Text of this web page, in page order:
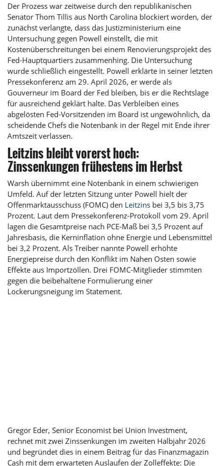
Der Prozess war zeitweise durch den republikanischen
Senator Thom Tillis aus North Carolina blockiert worden, der
zunächst verlangte, dass das Justizministerium eine
Untersuchung gegen Powell einstellt, die mit
Kostenüberschreitungen bei einem Renovierungsprojekt des
Fed-Hauptquartiers zusammenhing. Die Untersuchung
wurde schließlich eingestellt. Powell erklärte in seiner letzten
Pressekonferenz am 29. April 2026, er werde als
Gouverneur im Board der Fed bleiben, bis er die Rechtslage
für ausreichend geklärt halte. Das Verbleiben eines
abgelösten Fed-Vorsitzenden im Board ist ungewöhnlich, da
scheidende Chefs die Notenbank in der Regel mit Ende ihrer
Amtszeit verlassen.
Leitzins bleibt vorerst hoch:
Zinssenkungen frühestens im Herbst
Warsh übernimmt eine Notenbank in einem schwierigen
Umfeld. Auf der letzten Sitzung unter Powell hielt der
Offenmarktausschuss (FOMC) den Leitzins bei 3,5 bis 3,75
Prozent. Laut dem Pressekonferenz-Protokoll vom 29. April
lagen die Gesamtpreise nach PCE-Maß bei 3,5 Prozent auf
Jahresbasis, die Kerninflation ohne Energie und Lebensmittel
bei 3,2 Prozent. Als Treiber nannte Powell erhöhte
Energiepreise durch den Konflikt im Nahen Osten sowie
Effekte aus Importzöllen. Drei FOMC-Mitglieder stimmten
gegen die beibehaltene Formulierung einer
Lockerungsneigung im Statement.
Gregor Eder, Senior Economist bei Union Investment,
rechnet mit zwei Zinssenkungen im zweiten Halbjahr 2026
und begründet dies in einem Beitrag für das Finanzmagazin
Cash mit dem erwarteten Auslaufen der Zolleffekte: Die